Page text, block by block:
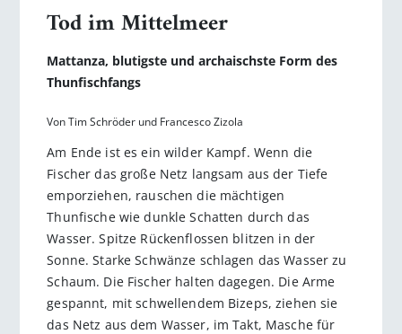
Tod im Mittelmeer
Mattanza, blutigste und archaischste Form des
Thunfischfangs
Von Tim Schröder und Francesco Zizola
Am Ende ist es ein wilder Kampf. Wenn die
Fischer das große Netz langsam aus der Tiefe
emporziehen, rauschen die mächtigen
Thunfische wie dunkle Schatten durch das
Wasser. Spitze Rückenflossen blitzen in der
Sonne. Starke Schwänze schlagen das Wasser zu
Schaum. Die Fischer halten dagegen. Die Arme
gespannt, mit schwellendem Bizeps, ziehen sie
das Netz aus dem Wasser, im Takt, Masche für